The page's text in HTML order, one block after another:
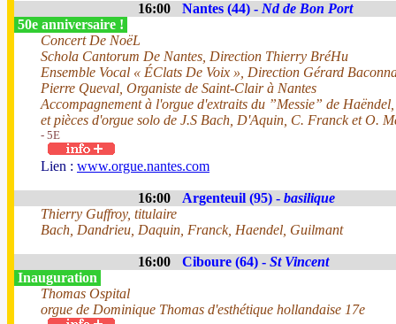
16:00 Nantes (44) - Nd de Bon Port
50e anniversaire !
Concert De NoëL
Schola Cantorum De Nantes, Direction Thierry BréHu
Ensemble Vocal « ÉClats De Voix », Direction Gérard
Pierre Queval, Organiste de Saint-Clair à Nantes
Accompagnement à l'orgue d'extraits du ”Messie” de
et pièces d'orgue solo de J.S Bach, D'Aquin, C. Franck et O.
- 5E
Lien : www.orgue.nantes.com
16:00 Argenteuil (95) - basilique
Thierry Guffroy, titulaire
Bach, Dandrieu, Daquin, Franck, Haendel, Guilmant
16:00 Ciboure (64) - St Vincent
Inauguration
Thomas Ospital
orgue de Dominique Thomas d'esthétique hollandaise 17e